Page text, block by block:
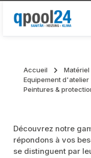
Passer au contenu
Accueil
Equipement d'atelier
Peintures &
Découvrez notre
répondons à vos
se distinguent par